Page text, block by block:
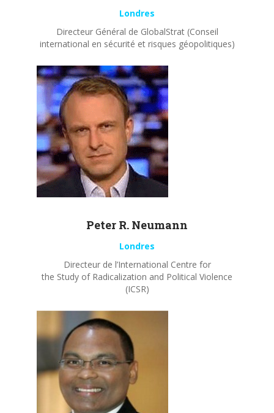
Londres
Directeur Général de GlobalStrat (Conseil
international en sécurité et risques géopolitiques)
Peter R. Neumann
Londres
Directeur de l’International Centre for
the Study of Radicalization and Political Violence
(ICSR)